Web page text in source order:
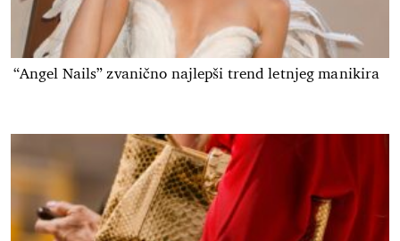
“Angel Nails” zvanično najlepši trend letnjeg manikira